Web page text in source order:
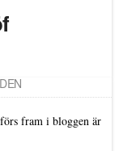
fram i bloggen är